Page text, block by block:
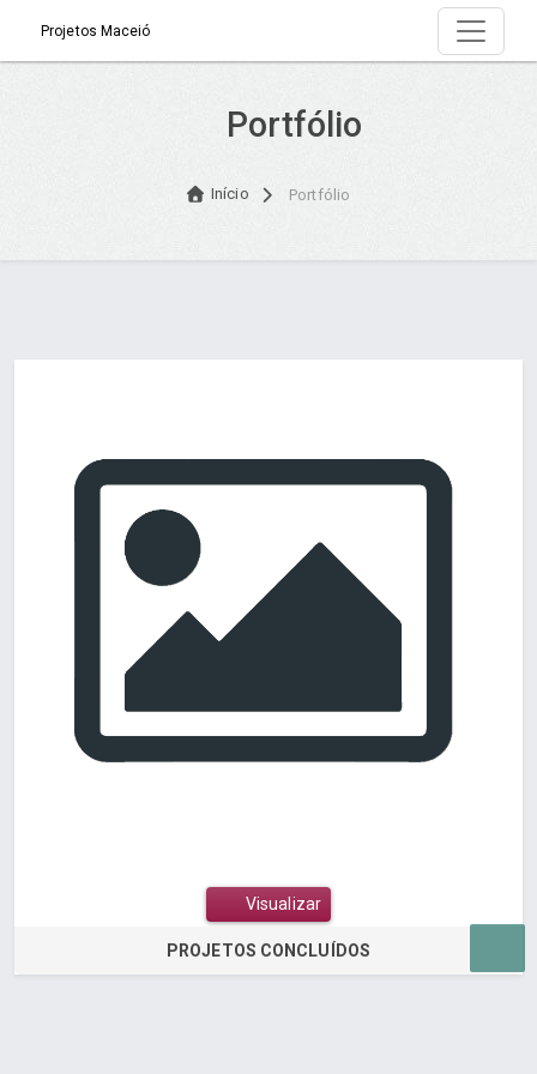
Projetos Maceió
Portfólio
Início Portfólio
Visualizar
PROJETOS CONCLUÍDOS